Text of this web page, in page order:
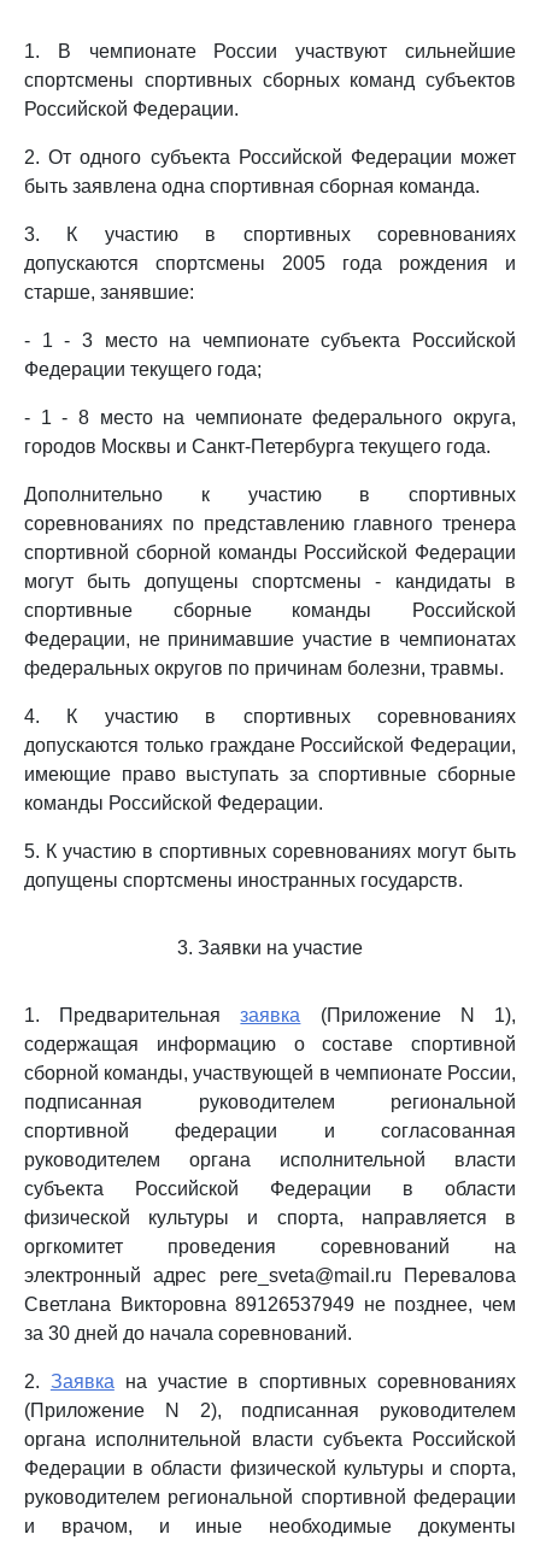
1. В чемпионате России участвуют сильнейшие
спортсмены спортивных сборных команд субъектов
Российской Федерации.
2. От одного субъекта Российской Федерации может
быть заявлена одна спортивная сборная команда.
3. К участию в спортивных соревнованиях
допускаются спортсмены 2005 года рождения и
старше, занявшие:
- 1 - 3 место на чемпионате субъекта Российской
Федерации текущего года;
- 1 - 8 место на чемпионате федерального округа,
городов Москвы и Санкт-Петербурга текущего года.
Дополнительно к участию в спортивных
соревнованиях по представлению главного тренера
спортивной сборной команды Российской Федерации
могут быть допущены спортсмены - кандидаты в
спортивные сборные команды Российской
Федерации, не принимавшие участие в чемпионатах
федеральных округов по причинам болезни, травмы.
4. К участию в спортивных соревнованиях
допускаются только граждане Российской Федерации,
имеющие право выступать за спортивные сборные
команды Российской Федерации.
5. К участию в спортивных соревнованиях могут быть
допущены спортсмены иностранных государств.
3. Заявки на участие
1. Предварительнаязаявка (Приложение N 1),
содержащая информацию о составе спортивной
сборной команды, участвующей в чемпионате России,
подписанная руководителем региональной
спортивной федерации и согласованная
руководителем органа исполнительной власти
субъекта Российской Федерации в области
физической культуры и спорта, направляется в
оргкомитет проведения соревнований на
электронный адрес pere_sveta@mail.ru Перевалова
Светлана Викторовна 89126537949 не позднее, чем
за 30 дней до начала соревнований.
2. Заявка на участие в спортивных соревнованиях
(Приложение N 2), подписанная руководителем
органа исполнительной власти субъекта Российской
Федерации в области физической культуры и спорта,
руководителем региональной спортивной федерации
и врачом, и иные необходимые документы